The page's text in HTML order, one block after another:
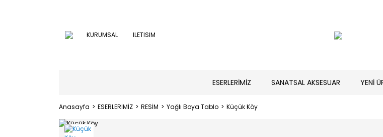
KURUMSAL ILETISIM
ESERLERİMİZ SANATSAL AKSESUAR YENİ
Anasayfa ESERLERİMİZ RESİM Yağlı Boya Tablo Küçük Köy